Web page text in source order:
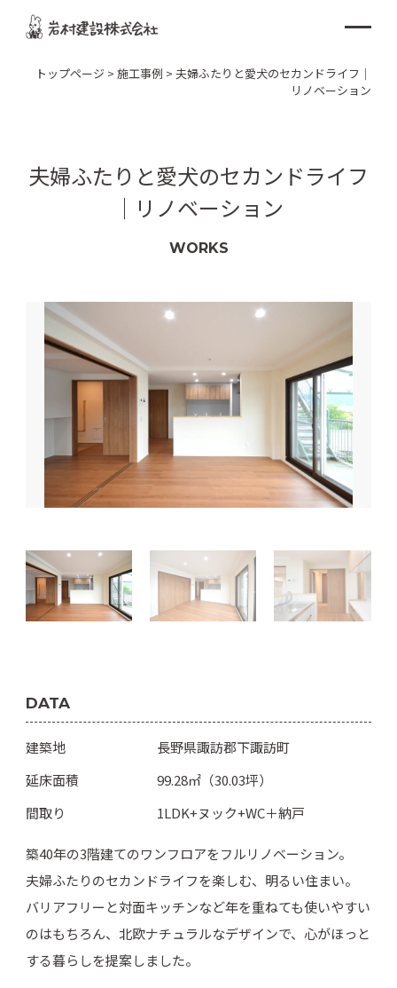
トップページ >施工事例 >夫婦ふたりと愛犬のセカンドライフ｜
リノベーション
夫婦ふたりと愛犬のセカンドライフ
｜リノベーション
WORKS
DATA
建築地
長野県諏訪郡下諏訪町
延床面積
99.28㎡（30.03坪）
間取り
1LDK+ヌック+WC＋納戸
築40年の3階建てのワンフロアをフルリノベーション。
夫婦ふたりのセカンドライフを楽しむ、明るい住まい。
バリアフリーと対面キッチンなど年を重ねても使いやすい
のはもちろん、北欧ナチュラルなデザインで、心がほっと
する暮らしを提案しました。